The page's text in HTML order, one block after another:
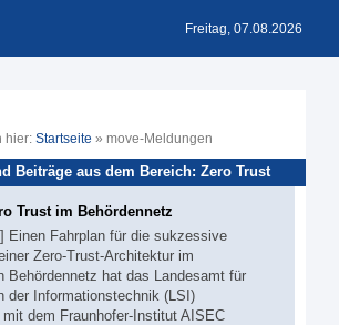
Freitag, 07.08.2026
hier: Startseite » move-Meldungen
Beiträge aus dem Bereich: Zero Trust
Trust im Behördennetz
Einen Fahrplan für die sukzessive
Zero-Trust-Architektur im
Behördennetz hat das Landesamt für
der Informationstechnik (LSI)
dem Fraunhofer-Institut AISEC